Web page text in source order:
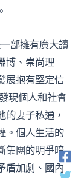
部擁有廣大讀
博、崇尚理
展抱有堅定信
現個人和社會
的妻子私通，
。個人生活的
集團的明爭暗
盾加劇、國內